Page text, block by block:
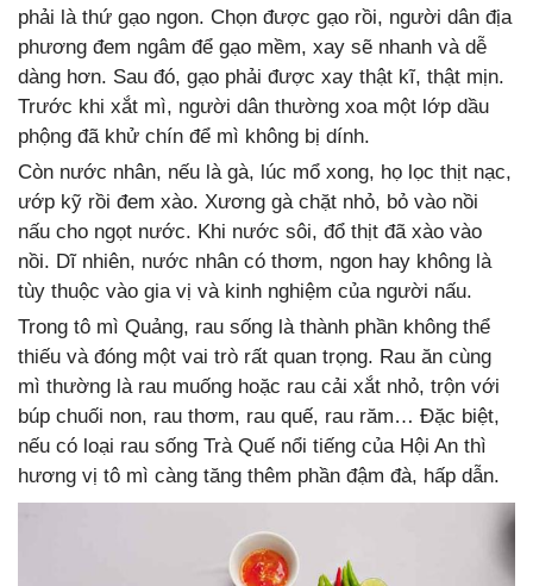
phải là thứ gạo ngon. Chọn được gạo rồi, người dân địa
phương đem ngâm để gạo mềm, xay sẽ nhanh và dễ
dàng hơn. Sau đó, gạo phải được xay thật kĩ, thật mịn.
Trước khi xắt mì, người dân thường xoa một lớp dầu
phộng đã khử chín để mì không bị dính.
Còn nước nhân, nếu là gà, lúc mổ xong, họ lọc thịt nạc,
ướp kỹ rồi đem xào. Xương gà chặt nhỏ, bỏ vào nồi
nấu cho ngọt nước. Khi nước sôi, đổ thịt đã xào vào
nồi. Dĩ nhiên, nước nhân có thơm, ngon hay không là
tùy thuộc vào gia vị và kinh nghiệm của người nấu.
Trong tô mì Quảng, rau sống là thành phần không thể
thiếu và đóng một vai trò rất quan trọng. Rau ăn cùng
mì thường là rau muống hoặc rau cải xắt nhỏ, trộn với
búp chuối non, rau thơm, rau quế, rau răm… Đặc biệt,
nếu có loại rau sống Trà Quế nổi tiếng của Hội An thì
hương vị tô mì càng tăng thêm phần đậm đà, hấp dẫn.